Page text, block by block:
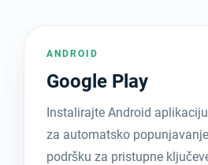
ANDROID
Google Play
Instalirajte Android
za automatsko
podršku za pristupne